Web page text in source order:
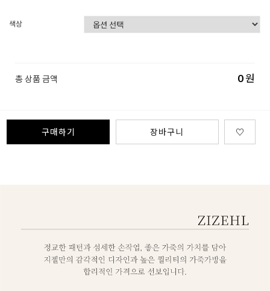
색상
총 상품 금액 0원
구매하기 장바구니 ♡